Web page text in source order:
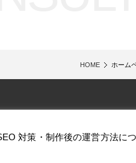
HOME ホーム
対策・制作後の運営方法に